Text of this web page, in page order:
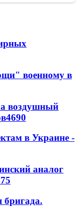
военному в
воздушный
4690
в Украине -
аналог
бригада.